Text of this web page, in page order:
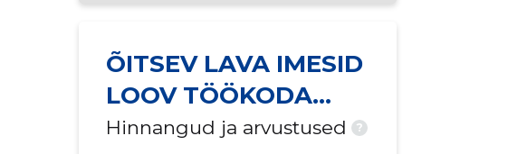
ÕITSEV LAVA IMESID
LOOV TÖÖKODA
MTÜ
Hinnangud ja arvustused ?